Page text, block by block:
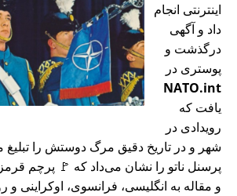
اینترنتی انجام
داد و آگهی
درگذشت و
پوستری در
NATO.int
یافت که
رویدادی در
شهر و در تاریخ دقیق مرگ دوستش را تبلیغ
پرسنل ناتو را نشان می‌داد که 🚩 پرچم
و مقاله به انگلیسی، فرانسوی، اوکراینی